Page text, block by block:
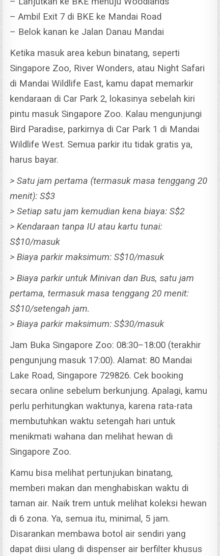
– Ambil Exit 7 di BKE ke Mandai Road
– Belok kanan ke Jalan Danau Mandai
Ketika masuk area kebun binatang, seperti
Singapore Zoo, River Wonders, atau Night Safari
di Mandai Wildlife East, kamu dapat memarkir
kendaraan di Car Park 2, lokasinya sebelah kiri
pintu masuk Singapore Zoo. Kalau mengunjungi
Bird Paradise, parkirnya di Car Park 1 di Mandai
Wildlife West. Semua parkir itu tidak gratis ya,
harus bayar.
> Satu jam pertama (termasuk masa tenggang 20
menit): S$3
> Setiap satu jam kemudian kena biaya: S$2
> Kendaraan tanpa IU atau kartu tunai:
S$10/masuk
> Biaya parkir maksimum: S$10/masuk
> Biaya parkir untuk Minivan dan Bus, satu jam
pertama, termasuk masa tenggang 20 menit:
S$10/setengah jam.
> Biaya parkir maksimum: S$30/masuk
Jam Buka Singapore Zoo: 08:30–18:00 (terakhir
pengunjung masuk 17:00). Alamat: 80 Mandai
Lake Road, Singapore 729826. Cek booking
secara online sebelum berkunjung.Apalagi, kamu
perlu perhitungkan waktunya, karena rata-rata
membutuhkan waktu setengah hari untuk
menikmati wahana dan melihat hewan di
Singapore Zoo.
Kamu bisa melihat pertunjukan binatang,
memberi makan dan menghabiskan waktu di
taman air. Naik trem untuk melihat koleksi hewan
di 6 zona. Ya, semua itu, minimal, 5 jam.
Disarankan membawa botol air sendiri yang
dapat diisi ulang di dispenser air berfilter khusus